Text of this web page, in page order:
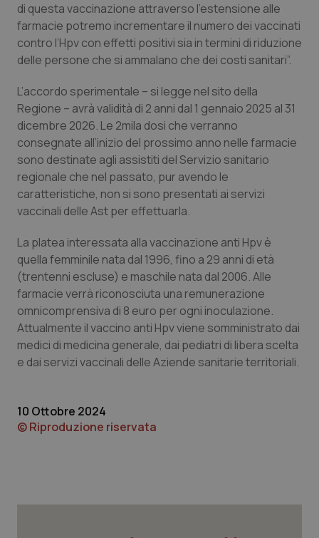
Friuli Venezia Giulia
Lazio
Liguria
Lombardia
Marche
Molise
Piemonte
Provincia Autonoma di Bolzano
Provincia Autonoma di Trento
Puglia
Sicilia
Umbria
Dermatite Atopica
Diabete & glucometri
Disturbi dell’umore
Dolore
Donna & Salute
Epatiti
HIV
Infezioni & Febbre
Ipertensione & Scompenso
Malattie rare
Neuroscienze & patologie neurodegenerative
Oftalmologia
di questa vaccinazione attraverso l’estensione alle
farmacie potremo incrementare il numero dei vaccinati
contro l’Hpv con effetti positivi sia in termini di riduzione
delle persone che si ammalano che dei costi sanitari”.
L’accordo sperimentale – si legge nel sito della
Regione – avrà validità di 2 anni dal 1 gennaio 2025 al 31
dicembre 2026. Le 2mila dosi che verranno
consegnate all’inizio del prossimo anno nelle farmacie
sono destinate agli assistiti del Servizio sanitario
regionale che nel passato, pur avendo le
caratteristiche, non si sono presentati ai servizi
vaccinali delle Ast per effettuarla.
La platea interessata alla vaccinazione anti Hpv è
quella femminile nata dal 1996, fino a 29 anni di età
(trentenni escluse) e maschile nata dal 2006. Alle
farmacie verrà riconosciuta una remunerazione
omnicomprensiva di 8 euro per ogni inoculazione.
Attualmente il vaccino anti Hpv viene somministrato dai
medici di medicina generale, dai pediatri di libera scelta
e dai servizi vaccinali delle Aziende sanitarie territoriali.
10 Ottobre 2024
© Riproduzione riservata